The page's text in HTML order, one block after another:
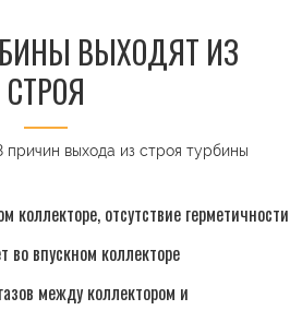
ВЫХОДЯТ ИЗ
СТРОЯ
выхода из строя турбины
коллекторе, отсутствие герметичности
впускном коллекторе
между коллектором и